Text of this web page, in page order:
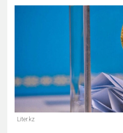
Liter.kz